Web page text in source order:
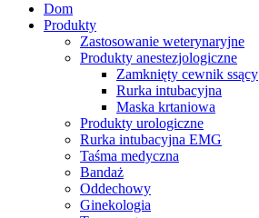
Dom
Produkty
Zastosowanie weterynaryjne
Produkty anestezjologiczne
Zamknięty cewnik ssący
Rurka intubacyjna
Maska krtaniowa
Produkty urologiczne
Rurka intubacyjna EMG
Taśma medyczna
Bandaż
Oddechowy
Ginekologia